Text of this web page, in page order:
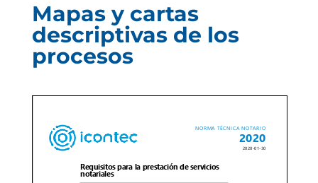
Mapas y cartas
descriptivas de los
procesos